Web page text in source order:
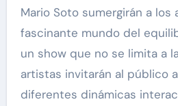
Mario Soto sumergirán a
fascinante mundo del
un show que no se limita a
artistas invitarán al público
diferentes dinámicas